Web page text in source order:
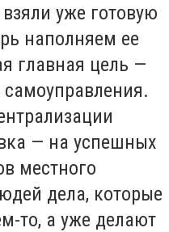
уже готовую
наполняем ее
главная цель —
— на успешных
местного
дела, которые
то, а уже делают